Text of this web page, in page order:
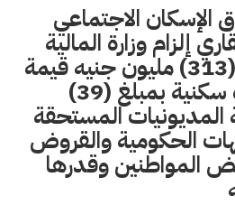
الاجتماعي
إلزام وزارة المالية
بأداء مبلغ مقداره (313) مليون جنيه قيمة
عدد (900) وحدة سكنية بمبلغ (39)
المستحقة
الحكومية والقروض
المواطنين وقدرها